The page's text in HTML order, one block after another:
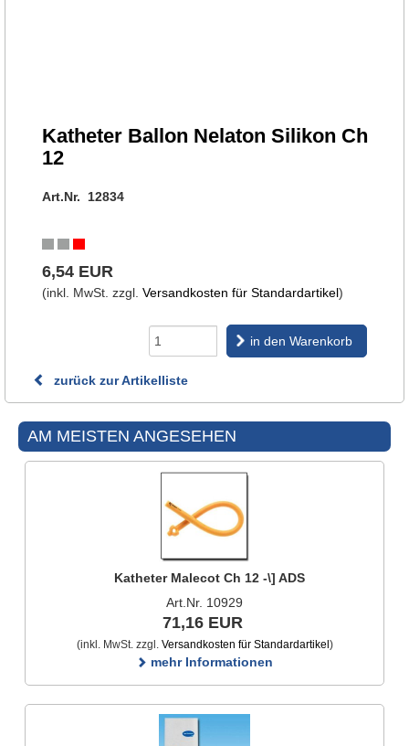
Katheter Ballon Nelaton Silikon Ch
12
Art.Nr. 12834
6,54 EUR
(inkl. MwSt. zzgl. Versandkosten für Standardartikel)
in den Warenkorb
zurück zur Artikelliste
AM MEISTEN ANGESEHEN
Katheter Malecot Ch 12 -\] ADS
Art.Nr. 10929
71,16 EUR
(inkl. MwSt. zzgl. Versandkosten für Standardartikel )
mehr Informationen